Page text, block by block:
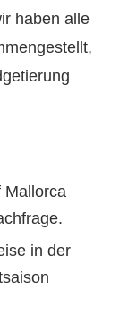
haben alle
Mallorca
in der